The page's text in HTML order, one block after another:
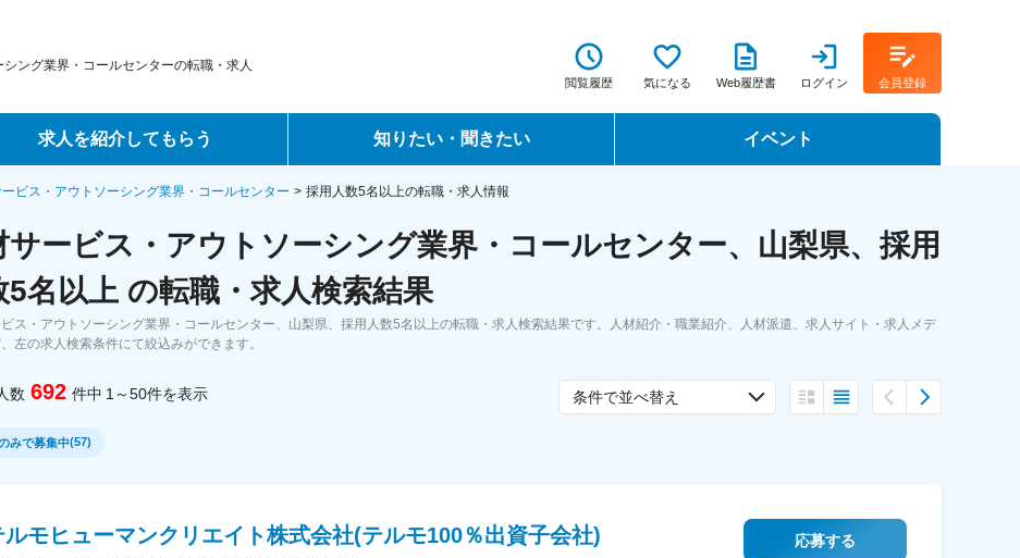
ング業界・コールセンターの転職・求人
閲覧履歴 気になる Web履歴書 ログイン 会員登録
求人を紹介してもらう
ジェントサービス
ウトサービス
トナーエージェントサービス
知りたい・聞きたい
転職ノウハウ
データで見る転職
コラム・インタビュー
イベント
転職フェア
ービス・アウトソーシング業界・コールセンター 採用人数5名以上の転職・求人情報
サービス・アウトソーシング業界・コールセンター、山梨県、採用
5名以上 の転職・求人検索結果
ス・アウトソーシング業界・コールセンター、山梨県、採用人数5名以上の転職・求人検索結果です。人材紹介・職業紹介、人材派遣、求人サイト・求人メデ
左の求人検索条件にて絞込みができます。
数 692 件中 1～50件を表示 条件で並べ替え
みで募集中(57)
ルモヒューマンクリエイト株式会社(テルモ100％出資子会社) 応募する